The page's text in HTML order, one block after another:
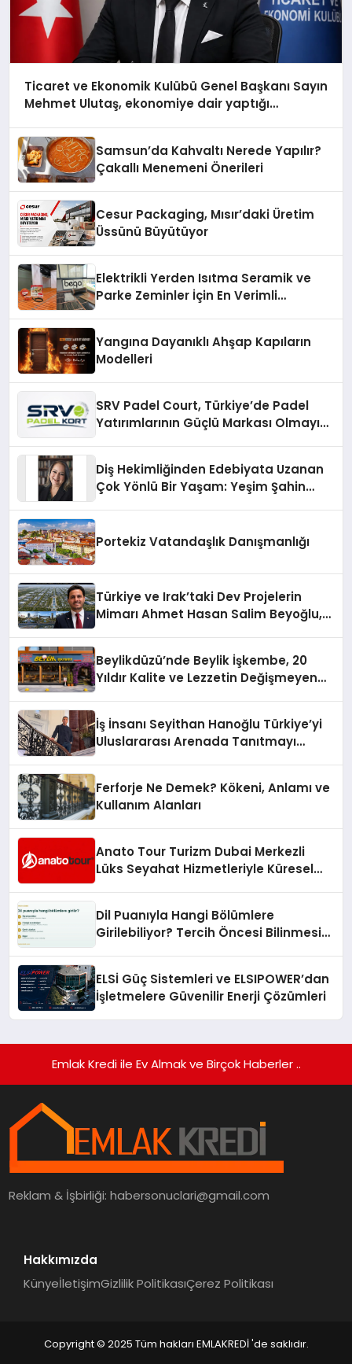
Ticaret ve Ekonomik Kulübü Genel Başkanı Sayın
Mehmet Ulutaş, ekonomiye dair yaptığı
Samsun’da Kahvaltı Nerede Yapılır?
Çakallı Menemeni Önerileri
Cesur Packaging, Mısır’daki Üretim
Üssünü Büyütüyor
Elektrikli Yerden Isıtma Seramik ve
Parke Zeminler İçin En Verimli
Yangına Dayanıklı Ahşap Kapıların
Modelleri
SRV Padel Court, Türkiye’de Padel
Yatırımlarının Güçlü Markası Olmayı
Diş Hekimliğinden Edebiyata Uzanan
Çok Yönlü Bir Yaşam: Yeşim Şahin
Portekiz Vatandaşlık Danışmanlığı
Türkiye ve Irak’taki Dev Projelerin
Mimarı Ahmet Hasan Salim Beyoğlu,
Hayata Geçirecek
Beylikdüzü’nde Beylik İşkembe, 20
Yıldır Kalite ve Lezzetin Değişmeyen
İş İnsanı Seyithan Hanoğlu Türkiye’yi
Uluslararası Arenada Tanıtmayı
Ferforje Ne Demek? Kökeni, Anlamı ve
Kullanım Alanları
Anato Tour Turizm Dubai Merkezli
Lüks Seyahat Hizmetleriyle Küresel
Dil Puanıyla Hangi Bölümlere
Girilebiliyor? Tercih Öncesi Bilinmesi
ELSİ Güç Sistemleri ve ELSIPOWER’dan
İşletmelere Güvenilir Enerji Çözümleri
Emlak Kredi ile Ev Almak ve Birçok Haberler ..
Reklam & İşbirliği:habersonuclari@gmail.com
Hakkımızda
KünyeİletişimGizlilik PolitikasıÇerez Politikası
Copyright © 2025 Tüm hakları EMLAKREDİ 'de saklıdır.